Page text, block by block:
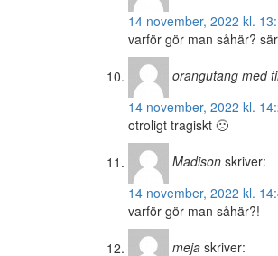
14 november, 2022 kl.
varför gör man såhär?
orangutang med
14 november, 2022 kl.
otroligt tragiskt 🙁
Madison skriver:
14 november, 2022 kl.
varför gör man såhär?!
meja skriver: